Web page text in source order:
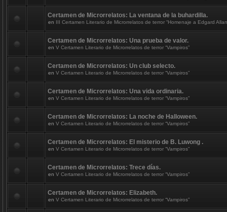
Certamen de Microrrelatos: La ventana de la buhardilla.
en III Certamen Literario de Microrrelatos de terror “Homenaje a Edgard
Certamen de Microrrelatos: Una prueba de valor.
en V Certamen Literario de Microrrelatos de terror “Vampiros”
Certamen de Microrrelatos: Un club selecto.
en V Certamen Literario de Microrrelatos de terror “Vampiros”
Certamen de Microrrelatos: Una vida ordinaria.
en V Certamen Literario de Microrrelatos de terror “Vampiros”
Certamen de Microrrelatos: La noche de Halloween.
en V Certamen Literario de Microrrelatos de terror “Vampiros”
Certamen de Microrrelatos: El misterio de B. Luwong .
en V Certamen Literario de Microrrelatos de terror “Vampiros”
Certamen de Microrrelatos: Trece días.
en V Certamen Literario de Microrrelatos de terror “Vampiros”
Certamen de Microrrelatos: Elizabeth.
en V Certamen Literario de Microrrelatos de terror “Vampiros”